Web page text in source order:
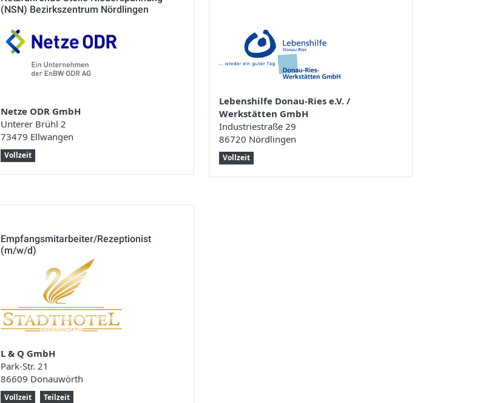
(NSN) Bezirkszentrum Nördlingen
Netze ODR GmbH
Unterer Brühl 2
73479 Ellwangen
Vollzeit
Lebenshilfe Donau-Ries e.V. /
Werkstätten GmbH
Industriestraße 29
86720 Nördlingen
Vollzeit
Empfangsmitarbeiter/Rezeptionist
(m/w/d)
L & Q GmbH
Park-Str. 21
86609 Donauwörth
Vollzeit Teilzeit